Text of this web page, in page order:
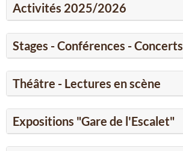
Activités 2025/2026
Stages - Conférences - Concerts
Théâtre - Lectures en scène
Expositions "Gare de l'Escalet"